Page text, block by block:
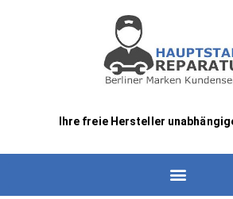
Ihre freie Hersteller